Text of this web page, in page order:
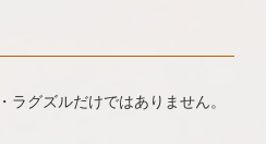
グズルだけではありません。